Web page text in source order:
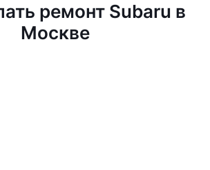
ремонт Subaru в
Москве